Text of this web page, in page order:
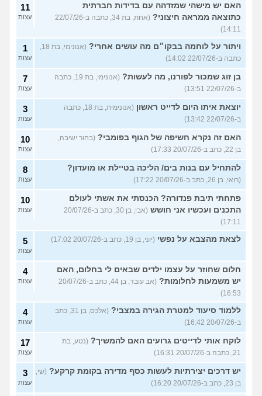
האם יש מישהי שמזדהה עם בדידות חברתית
כתוצאה ממראה חיצוני?
(אחת, בת 34, כתבה ב-22/07/26
14:11)
11
עצות
ויתור על לוחמה בבקו״ם מה עושים אחרי?
כתבה ב-22/07/26 14:02)
1
עצות
בן זוג שמכור לפורנו, מה לעשות?
(אנונימי, בת 19, כתבה
ב-22/07/26 13:51)
7
עצות
יוצאת איתו היום לדייט ראשון
(אנונימית, בת 18, כתבה
ב-22/07/26 13:42)
3
עצות
האם זה נקרא חשיפה של הגוף בפומבי? (בחור ישיבה,
בן 22, כתב ב-20/07/26 17:33)
10
עצות
להתחיל עם בנות בים/ הליכה בטיילת או מועדון?
(רואי, בן 26, כתב ב-20/07/26 17:22)
8
עצות
פתחתי תיבת פנדורה? הכנסתי את אשתי לעולם
התכנים ועכשיו אני חושש
(אבי, בן 30, כתב ב-20/07/26
17:11)
10
עצות
לצאת מהצבא על נפשי (יוני, בן 19, כתב ב-20/07/26 17:02) 5
עצות
חלום שחוזר על עצמו ילדים שבאים לי בחלום, האם
יש משמעות לחלומות?
(אב עובד, בן 44, כתב ב-20/07/26
16:53)
4
עצות
ללמוד סיעוד למטרת הגירה במצבי?
(אלכס, בן 31, כתב
ב-20/07/26 16:42)
4
עצות
לוקח אותי לדייטים גרועים האם להמשיך? (נטע, בת
21, כתבה ב-20/07/26 16:31)
17
עצות
יש דרכים יצירתיות לעשות כסף מדירה בקומת קרקע? (שי,
בן 23, כתב ב-20/07/26 16:20)
3
עצות